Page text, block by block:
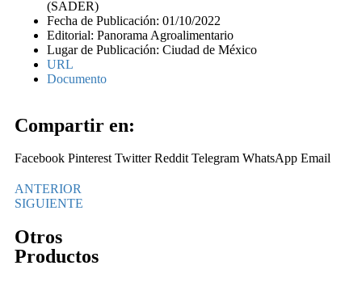
(SADER)
Fecha de Publicación: 01/10/2022
Editorial: Panorama Agroalimentario
Lugar de Publicación: Ciudad de México
URL
Documento
Compartir en:
Facebook Pinterest Twitter Reddit Telegram WhatsApp Email
ANTERIOR
SIGUIENTE
Otros
Productos